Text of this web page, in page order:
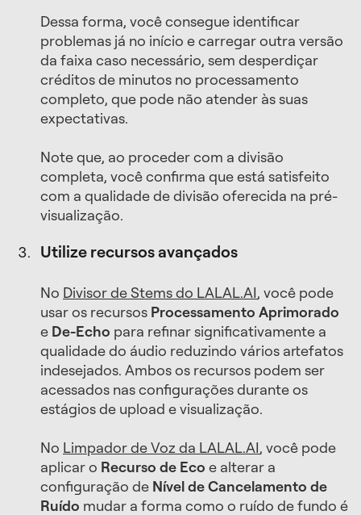
Dessa forma, você consegue identificar
problemas já no início e carregar outra versão
da faixa caso necessário, sem desperdiçar
créditos de minutos no processamento
completo, que pode não atender às suas
expectativas.
Note que, ao proceder com a divisão
completa, você confirma que está satisfeito
com a qualidade de divisão oferecida na pré-
visualização.
Utilize recursos avançados
No Divisor de Stems do LALAL.AI, você pode
usar os recursos Processamento Aprimorado
e De-Echo para refinar significativamente a
qualidade do áudio reduzindo vários artefatos
indesejados. Ambos os recursos podem ser
acessados ​​nas configurações durante os
estágios de upload e visualização.
No Limpador de Voz da LALAL.AI, você pode
aplicar o Recurso de Eco e alterar a
configuração de Nível de Cancelamento de
Ruído mudar a forma como o ruído de fundo é